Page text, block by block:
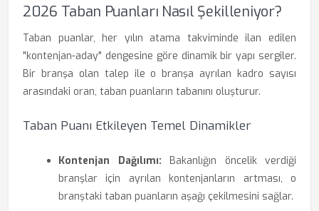
2026 Taban Puanları Nasıl Şekilleniyor?
Taban puanlar, her yılın atama takviminde ilan edilen
"kontenjan-aday" dengesine göre dinamik bir yapı sergiler.
Bir branşa olan talep ile o branşa ayrılan kadro sayısı
arasındaki oran, taban puanların tabanını oluşturur.
Taban Puanı Etkileyen Temel Dinamikler
Kontenjan Dağılımı: Bakanlığın öncelik verdiği
branşlar için ayrılan kontenjanların artması, o
branştaki taban puanların aşağı çekilmesini sağlar.